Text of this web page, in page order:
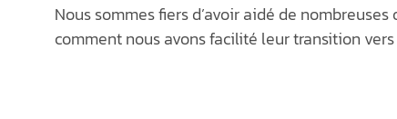
Nous sommes fiers d’avoir aidé de
comment nous avons facilité leur transition